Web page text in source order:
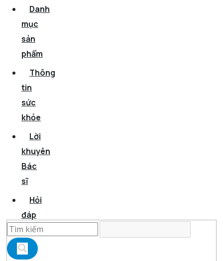
Danh
mục
sản
phẩm
Thông
tin
sức
khỏe
Lời
khuyên
Bác
sĩ
Hỏi
đáp